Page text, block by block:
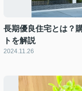
長期優良住宅とは？
トを解説
2024.11.26